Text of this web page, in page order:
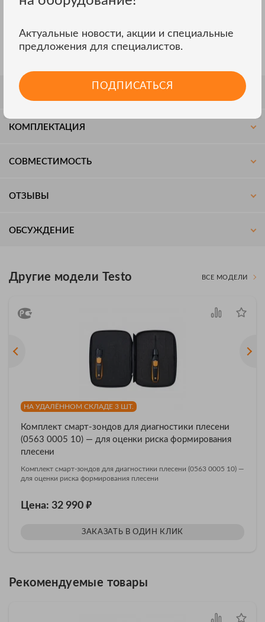
Удобный: зонд-наконечник легко прикрепляется к
(заказываются отдельно);
Концепция интеллектуальной калибровки: калибруется
СПЕЦИФИКАЦИЯ
КОМПЛЕКТАЦИЯ
СОВМЕСТИМОСТЬ
ОТЗЫВЫ
ОБСУЖДЕНИЕ
Другие модели Testo ВСЕ МОДЕЛИ
НА УДАЛЁННОМ СКЛАДЕ 3 ШТ.
Комплект смарт-зондов для диагностики плесени
(0563 0005 10) — для оценки риска формирования
плесени
Комплект смарт-зондов для диагностики плесени (0563 0005 10) —
для оценки риска формирования плесени
Цена: 32 990 ₽
ЗАКАЗАТЬ В ОДИН КЛИК
Рекомендуемые товары
Актуальные новости, акции и специальные
предложения для специалистов.
ПОДПИСАТЬСЯ